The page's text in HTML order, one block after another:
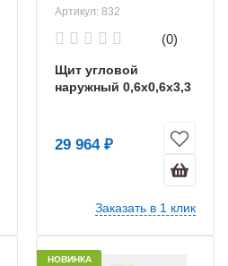
Артикул: 832
(0)
Щит угловой
наружный 0,6х0,6х3,3
29 964 ₽
Заказать в 1 клик
НОВИНКА